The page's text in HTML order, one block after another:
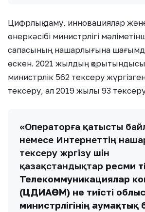
Цифрлық даму, инновациялар
өнеркәсібі министрлігі
сапасының нашарлығына
өскен. 2021 жылдың
министрлік 562 тексеру
тексеру, ал 2019 жылы 93 тексеру
«Операторға қатысты
немесе Интернеттің
тексеру жүргізу үшін
қазақстандықтар ресми
Телекоммуникациялар
(ЦДИАӨМ) не тиісті облыс
министрлігінің аумақтық